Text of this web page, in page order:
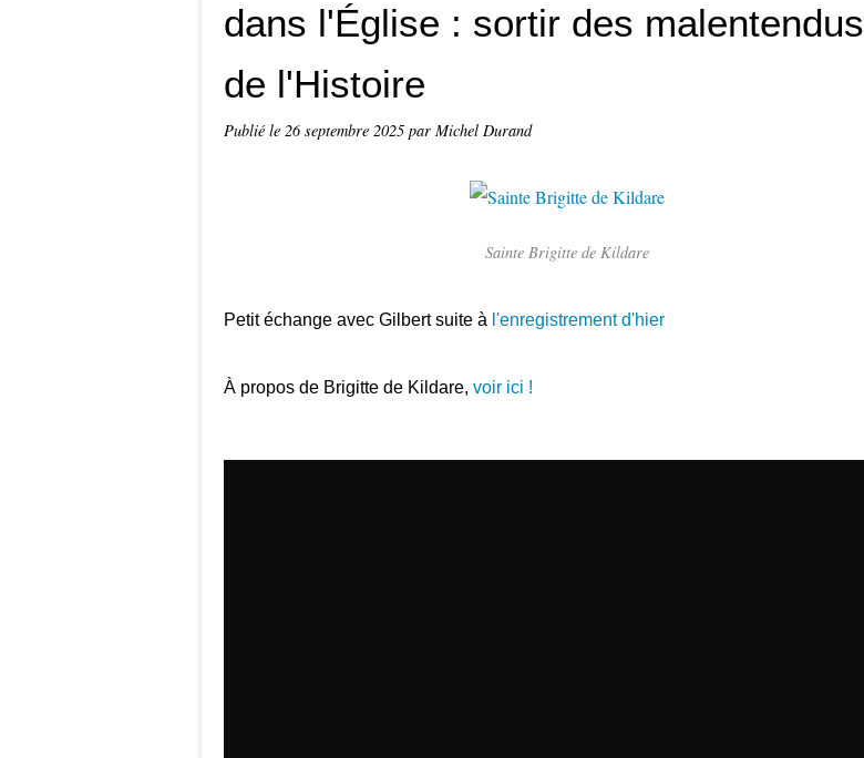
dans l'Église : sortir des malentendus
de l'Histoire
Publié le 26 septembre 2025 par Michel Durand
Sainte Brigitte de Kildare
Petit échange avec Gilbert suite à l'enregistrement d'hier
À propos de Brigitte de Kildare, voir ici !